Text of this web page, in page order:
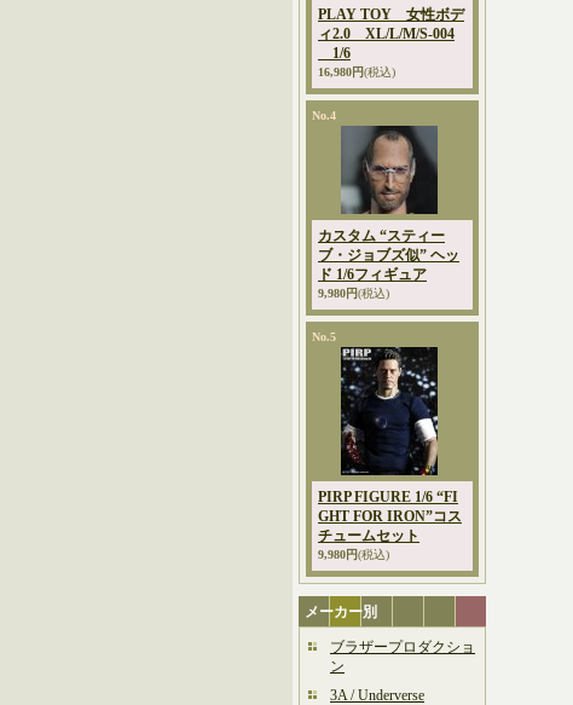
PLAY TOY 女性ボデ
ィ2.0 XL/L/M/S-004
1/6
16,980円(税込)
No.4
カスタム “スティー
ブ・ジョブズ似” ヘッ
ド 1/6フィギュア
9,980円(税込)
No.5
PIRP FIGURE 1/6 “FI
GHT FOR IRON”コス
チュームセット
9,980円(税込)
メーカー別
ブラザープロダクショ
ン
3A / Underverse